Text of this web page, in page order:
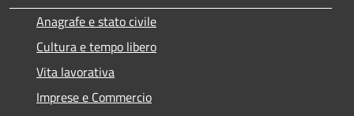
Anagrafe e stato civile
Cultura e tempo libero
Vita lavorativa
Imprese e Commercio